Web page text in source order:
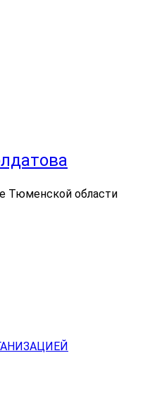
Тюменской области